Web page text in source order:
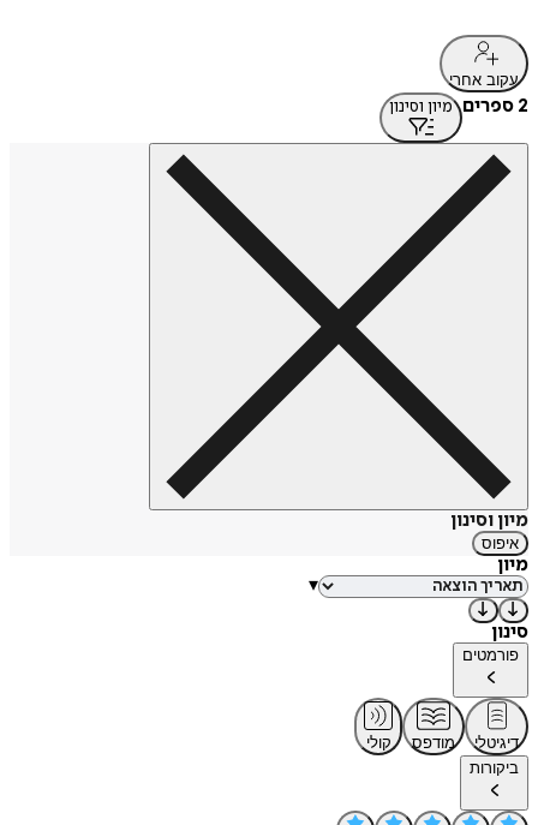
עקוב אחרי
2 ספרים מיון וסינון
מיון וסינון
איפוס
מיון
▾
סינון
פורמטים
דיגיטלי מודפס
קולי
ביקורות